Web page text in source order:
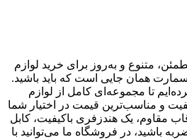
متنوع و به‌روز برای خرید لوازم
همان جایی است که باید باشید.
تا مجموعه‌ای کامل از لوازم
و مناسب‌ترین قیمت در اختیار شما
مقاوم، یک هندزفری باکیفیت، کابل
باشید، در فروشگاه ما می‌توانید با